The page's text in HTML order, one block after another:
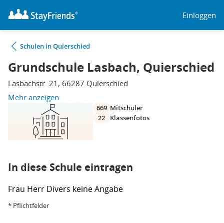
Einloggen
Schulen in Quierschied
Grundschule Lasbach, Quierschied
Lasbachstr. 21, 66287 Quierschied
Mehr anzeigen
669 Mitschüler
22
Klassenfotos
In diese Schule eintragen
Frau Herr Divers keine Angabe
* Pflichtfelder